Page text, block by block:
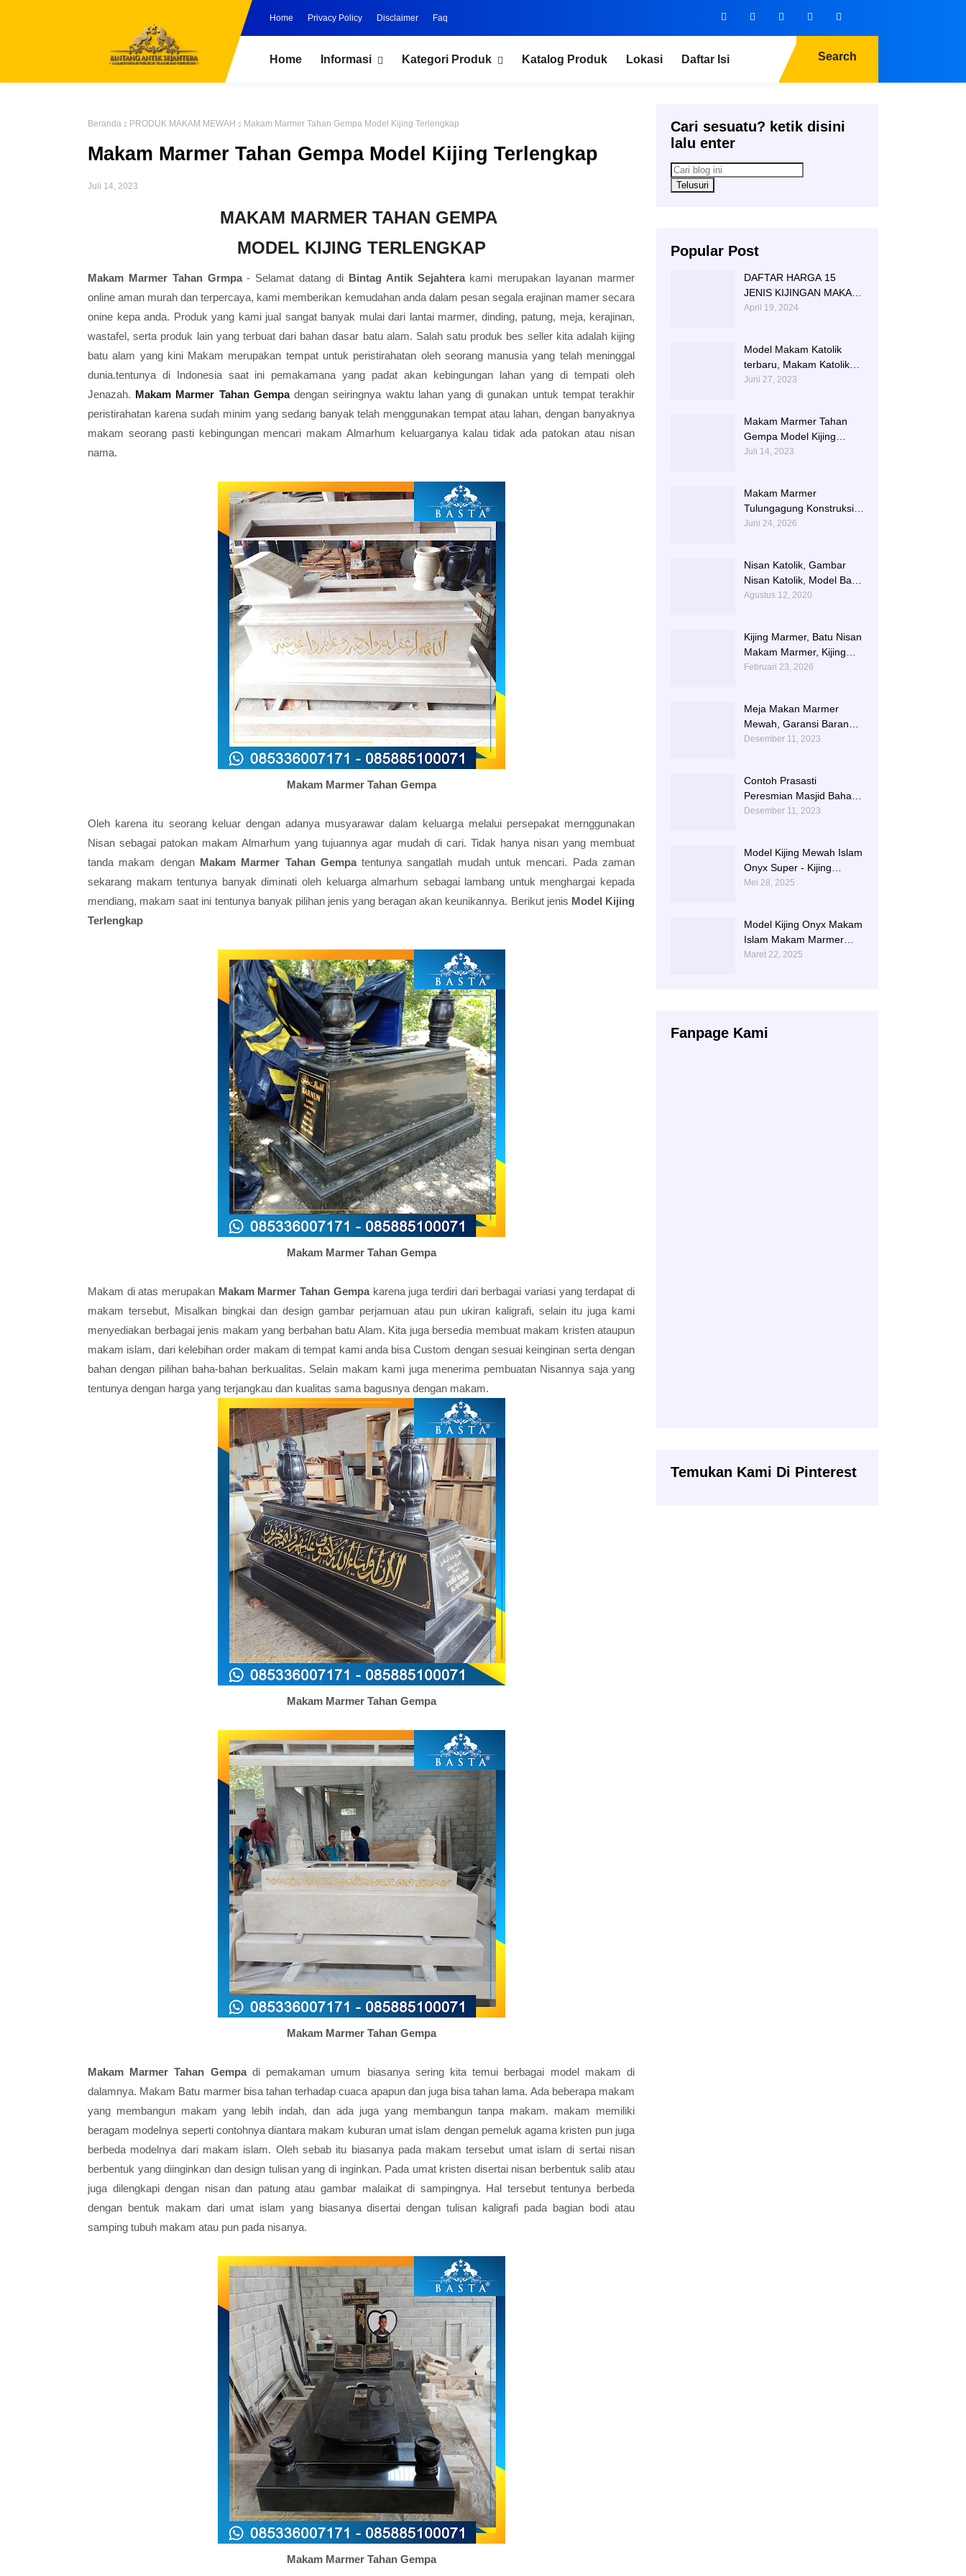
Home Privacy Policy Disclaimer Faq
Home Informasi Kategori Produk Katalog Produk Lokasi Daftar Isi Search
Beranda PRODUK MAKAM MEWAH Makam Marmer Tahan Gempa Model Kijing Terlengkap
Makam Marmer Tahan Gempa Model Kijing Terlengkap
Juli 14, 2023
MAKAM MARMER TAHAN GEMPA
MODEL KIJING TERLENGKAP
Makam Marmer Tahan Grmpa- Selamat datang di Bintag Antik Sejahtera kami merupakan layanan marmer
online aman murah dan terpercaya, kami memberikan kemudahan anda dalam pesan segala erajinan mamer secara
onine kepa anda. Produk yang kami jual sangat banyak mulai dari lantai marmer, dinding, patung, meja, kerajinan,
wastafel, serta produk lain yang terbuat dari bahan dasar batu alam. Salah satu produk bes seller kita adalah kijing
batu alam yang kini Makam merupakan tempat untuk peristirahatan oleh seorang manusia yang telah meninggal
dunia.tentunya di Indonesia saat ini pemakamana yang padat akan kebingungan lahan yang di tempati oleh
Jenazah. Makam Marmer Tahan Gempadengan seiringnya waktu lahan yang di gunakan untuk tempat terakhir
peristirahatan karena sudah minim yang sedang banyak telah menggunakan tempat atau lahan, dengan banyaknya
makam seorang pasti kebingungan mencari makam Almarhum keluarganya kalau tidak ada patokan atau nisan
nama.
Makam Marmer Tahan Gempa
Oleh karena itu seorang keluar dengan adanya musyarawar dalam keluarga melalui persepakat mernggunakan
Nisan sebagai patokan makam Almarhum yang tujuannya agar mudah di cari. Tidak hanya nisan yang membuat
tanda makam dengan Makam Marmer Tahan Gempatentunya sangatlah mudah untuk mencari. Pada zaman
sekarang makam tentunya banyak diminati oleh keluarga almarhum sebagai lambang untuk menghargai kepada
mendiang, makam saat ini tentunya banyak pilihan jenis yang beragan akan keunikannya. Berikut jenis Model Kijing
Terlengkap
Makam Marmer Tahan Gempa
Makam di atas merupakan Makam Marmer Tahan Gempakarena juga terdiri dari berbagai variasi yang terdapat di
makam tersebut, Misalkan bingkai dan design gambar perjamuan atau pun ukiran kaligrafi, selain itu juga kami
menyediakan berbagai jenis makam yang berbahan batu Alam. Kita juga bersedia membuat makam kristen ataupun
makam islam, dari kelebihan order makam di tempat kami anda bisa Custom dengan sesuai keinginan serta dengan
bahan dengan pilihan baha-bahan berkualitas. Selain makam kami juga menerima pembuatan Nisannya saja yang
tentunya dengan harga yang terjangkau dan kualitas sama bagusnya dengan makam.
Makam Marmer Tahan Gempa
Makam Marmer Tahan Gempa
Makam Marmer Tahan Gempadi pemakaman umum biasanya sering kita temui berbagai model makam di
dalamnya. Makam Batu marmer bisa tahan terhadap cuaca apapun dan juga bisa tahan lama. Ada beberapa makam
yang membangun makam yang lebih indah, dan ada juga yang membangun tanpa makam. makam memiliki
beragam modelnya seperti contohnya diantara makam kuburan umat islam dengan pemeluk agama kristen pun juga
berbeda modelnya dari makam islam. Oleh sebab itu biasanya pada makam tersebut umat islam di sertai nisan
berbentuk yang diinginkan dan design tulisan yang di inginkan. Pada umat kristen disertai nisan berbentuk salib atau
juga dilengkapi dengan nisan dan patung atau gambar malaikat di sampingnya. Hal tersebut tentunya berbeda
dengan bentuk makam dari umat islam yang biasanya disertai dengan tulisan kaligrafi pada bagian bodi atau
samping tubuh makam atau pun pada nisanya.
Makam Marmer Tahan Gempa
Cari sesuatu? ketik disini
lalu enter
Popular Post
DAFTAR HARGA 15
JENIS KIJINGAN MAKAM
MARMER GRANITE
April 19, 2024
Model Makam Katolik
terbaru, Makam Katolik
Granit, Contoh Makam
Juni 27, 2023
Makam Marmer Tahan
Gempa Model Kijing
Terlengkap
Juli 14, 2023
Makam Marmer
Tulungagung Konstruksi
Besi dengan Design
Juni 24, 2026
Nisan Katolik, Gambar
Nisan Katolik, Model Batu
Nisan Kristen Terbaru
Agustus 12, 2020
Kijing Marmer, Batu Nisan
Makam Marmer, Kijing
Makam Marmer Kaligrafi
Februari 23, 2026
Meja Makan Marmer
Mewah, Garansi Barang
Utuh Sampai Tempat
Desember 11, 2023
Contoh Prasasti
Peresmian Masjid Bahan
Marmer Dari Tulungagung
Desember 11, 2023
Model Kijing Mewah Islam
Onyx Super - Kijing
Makam Batu Alam
Mei 28, 2025
Model Kijing Onyx Makam
Islam Makam Marmer
Karawang
Maret 22, 2025
Fanpage Kami
Temukan Kami Di Pinterest